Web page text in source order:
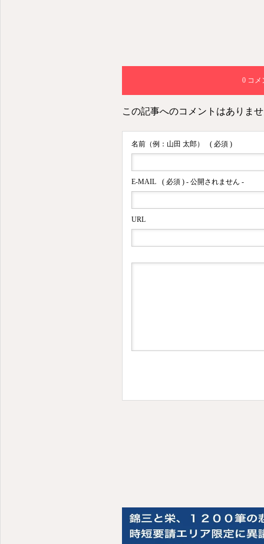
0 コメ
この記事へのコメントはありま
名前（例：山田 太郎） ( 必須 )
E-MAIL ( 必須 ) - 公開されません -
URL